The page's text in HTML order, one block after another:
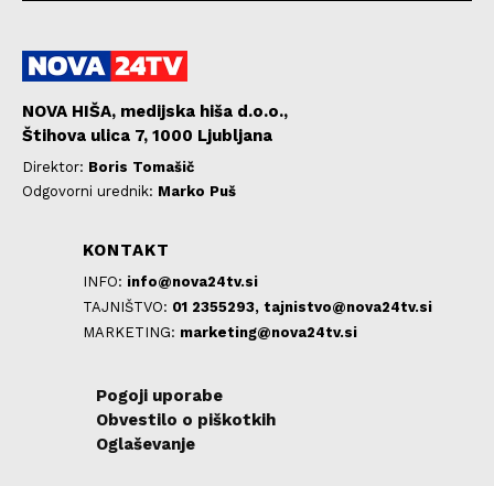
NOVA HIŠA, medijska hiša d.o.o.,
Štihova ulica 7, 1000 Ljubljana
Direktor: Boris Tomašič
Odgovorni urednik: Marko Puš
KONTAKT
INFO: info@nova24tv.si
TAJNIŠTVO: 01 2355293, tajnistvo@nova24tv.si
MARKETING: marketing@nova24tv.si
Pogoji uporabe
Obvestilo o piškotkih
Oglaševanje